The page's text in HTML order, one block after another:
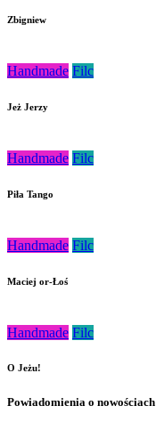
Zbigniew
Handmade Filc
Jeż Jerzy
Handmade Filc
Piła Tango
Handmade Filc
Maciej or-Łoś
Handmade Filc
O Jeżu!
Powiadomienia o nowościach